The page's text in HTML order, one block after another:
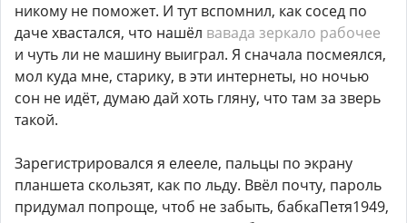
никому не поможет. И тут вспомнил, как сосед по
даче хвастался, что нашёл вавада зеркало рабочее
и чуть ли не машину выиграл. Я сначала посмеялся,
мол куда мне, старику, в эти интернеты, но ночью
сон не идёт, думаю дай хоть гляну, что там за зверь
такой.
Зарегистрировался я елееле, пальцы по экрану
планшета скользят, как по льду. Ввёл почту, пароль
придумал попроще, чтоб не забыть, бабкаПетя1949,